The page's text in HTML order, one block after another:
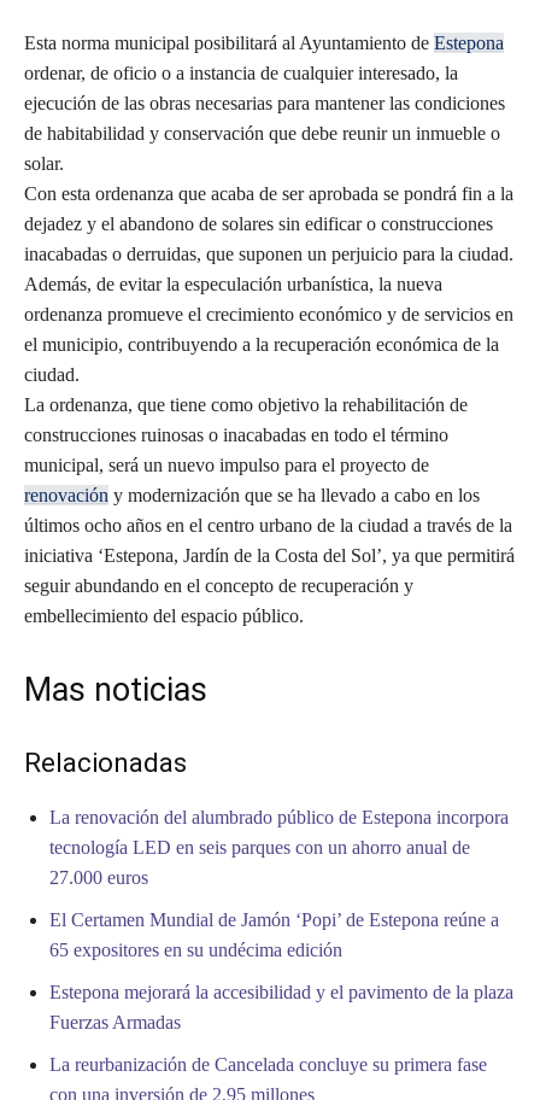
Esta norma municipal posibilitará al Ayuntamiento de Estepona
ordenar, de oficio o a instancia de cualquier interesado, la
ejecución de las obras necesarias para mantener las condiciones
de habitabilidad y conservación que debe reunir un inmueble o
solar.
Con esta ordenanza que acaba de ser aprobada se pondrá fin a la
dejadez y el abandono de solares sin edificar o construcciones
inacabadas o derruidas, que suponen un perjuicio para la ciudad.
Además, de evitar la especulación urbanística, la nueva
ordenanza promueve el crecimiento económico y de servicios en
el municipio, contribuyendo a la recuperación económica de la
ciudad.
La ordenanza, que tiene como objetivo la rehabilitación de
construcciones ruinosas o inacabadas en todo el término
municipal, será un nuevo impulso para el proyecto de
renovación y modernización que se ha llevado a cabo en los
últimos ocho años en el centro urbano de la ciudad a través de la
iniciativa ‘Estepona, Jardín de la Costa del Sol’, ya que permitirá
seguir abundando en el concepto de recuperación y
embellecimiento del espacio público.
Mas noticias
Relacionadas
La renovación del alumbrado público de Estepona incorpora
tecnología LED en seis parques con un ahorro anual de
27.000 euros
El Certamen Mundial de Jamón ‘Popi’ de Estepona reúne a
65 expositores en su undécima edición
Estepona mejorará la accesibilidad y el pavimento de la plaza
Fuerzas Armadas
La reurbanización de Cancelada concluye su primera fase
con una inversión de 2,95 millones